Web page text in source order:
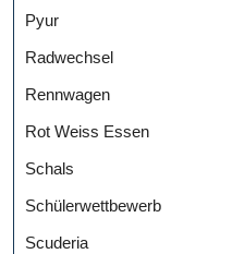
Pyur
Radwechsel
Rennwagen
Rot Weiss Essen
Schals
Schülerwettbewerb
Scuderia